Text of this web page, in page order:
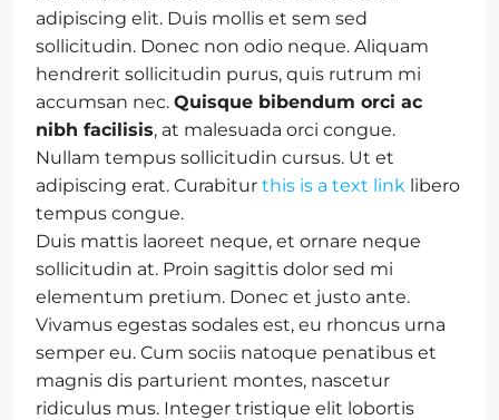
adipiscing elit. Duis mollis et sem sed
sollicitudin. Donec non odio neque. Aliquam
hendrerit sollicitudin purus, quis rutrum mi
accumsan nec. Quisque bibendum orci ac
nibh facilisis, at malesuada orci congue.
Nullam tempus sollicitudin cursus. Ut et
adipiscing erat. Curabitur this is a text link libero
tempus congue.
Duis mattis laoreet neque, et ornare neque
sollicitudin at. Proin sagittis dolor sed mi
elementum pretium. Donec et justo ante.
Vivamus egestas sodales est, eu rhoncus urna
semper eu. Cum sociis natoque penatibus et
magnis dis parturient montes, nascetur
ridiculus mus. Integer tristique elit lobortis